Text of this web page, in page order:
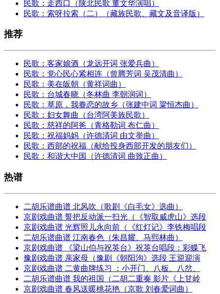
民歌：走西口（陕北民歌 董文华演唱）
民歌：索呀拉索（二）（藏族民歌、藏文及音译版）
推荐
民歌：客家娘酒（龙远开词 张爱兵曲）
民歌：党心民心紧相连（曾腾芳词 吴茂清曲）
民歌：美在皈朝（黄祥词曲）
民歌：台城春晓（冬林曲 李朝润词）
民歌：草原，我眷恋的故乡（张建中词 粱恒杰曲）
民歌：妇女舞曲（台湾阿美族民歌）
民歌：慈祥的阿爸（青格勒词 布仁曲）
民歌：祝福妈妈（许德清词 由文举曲）
民歌：西部的祝福（献给投身西部开发的朋友们）
民歌：和谐大中国（许德清词 曲致正曲）
热谱
二胡乐谱曲谱 北风吹（歌剧《白毛女》选曲）
京剧戏曲谱 誓把反动派一扫光（《智取威虎山》选段
京剧戏曲谱 光辉照儿永向前（《红灯记》李铁梅唱段
二胡乐谱曲谱 江南春色（朱昌耀、马熙林曲）
京剧戏曲谱 《梁山伯与祝英台》祝英台唱段：彩蝶飞
豫剧戏曲谱 亲家母（豫剧《朝阳沟》选段 王迎迎演
京剧戏曲谱 二黄曲牌练习 ：小开门、八板、八岔、
二胡乐谱曲谱 我的祖国（二胡二重奏 影片《上甘岭
京剧戏曲谱 春风送暖桃花艳（京歌 刘春爱词曲）